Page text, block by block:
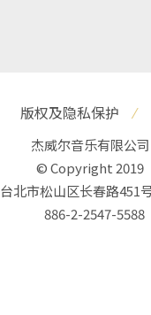
版权及隐私保护 ⁄
杰威尔音乐有限公司
© Copyright 2019
台北市松山区长春路451
886-2-2547-5588